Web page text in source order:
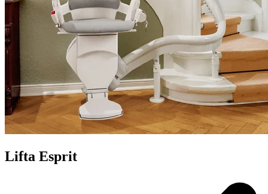
Lifta Esprit